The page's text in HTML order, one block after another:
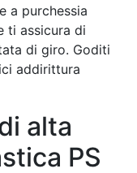
a purchessia
ti assicura di
di giro. Goditi
addirittura
alta
PS